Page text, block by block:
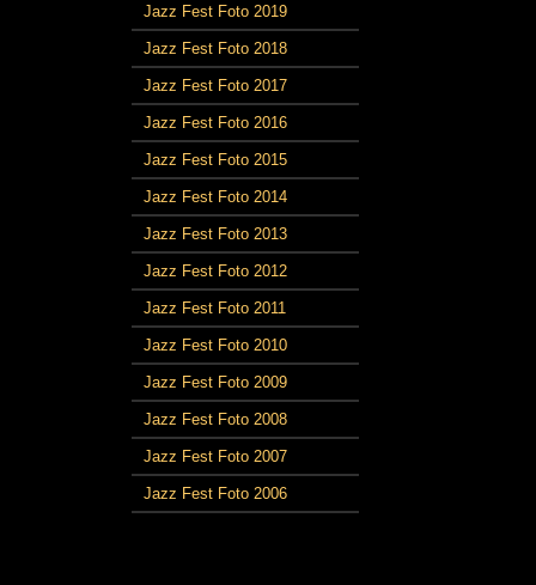
Jazz Fest Foto 2019
Jazz Fest Foto 2018
Jazz Fest Foto 2017
Jazz Fest Foto 2016
Jazz Fest Foto 2015
Jazz Fest Foto 2014
Jazz Fest Foto 2013
Jazz Fest Foto 2012
Jazz Fest Foto 2011
Jazz Fest Foto 2010
Jazz Fest Foto 2009
Jazz Fest Foto 2008
Jazz Fest Foto 2007
Jazz Fest Foto 2006